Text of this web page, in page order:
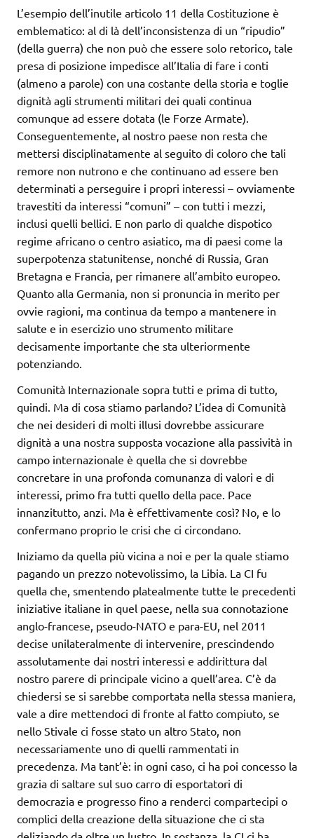
L’esempio dell’inutile articolo 11 della Costituzione è
emblematico: al di là dell’inconsistenza di un “ripudio”
(della guerra) che non può che essere solo retorico, tale
presa di posizione impedisce all’Italia di fare i conti
(almeno a parole) con una costante della storia e toglie
dignità agli strumenti militari dei quali continua
comunque ad essere dotata (le Forze Armate).
Conseguentemente, al nostro paese non resta che
mettersi disciplinatamente al seguito di coloro che tali
remore non nutrono e che continuano ad essere ben
determinati a perseguire i propri interessi – ovviamente
travestiti da interessi “comuni” – con tutti i mezzi,
inclusi quelli bellici. E non parlo di qualche dispotico
regime africano o centro asiatico, ma di paesi come la
superpotenza statunitense, nonché di Russia, Gran
Bretagna e Francia, per rimanere all’ambito europeo.
Quanto alla Germania, non si pronuncia in merito per
ovvie ragioni, ma continua da tempo a mantenere in
salute e in esercizio uno strumento militare
decisamente importante che sta ulteriormente
potenziando.
Comunità Internazionale sopra tutti e prima di tutto,
quindi. Ma di cosa stiamo parlando? L’idea di Comunità
che nei desideri di molti illusi dovrebbe assicurare
dignità a una nostra supposta vocazione alla passività in
campo internazionale è quella che si dovrebbe
concretare in una profonda comunanza di valori e di
interessi, primo fra tutti quello della pace. Pace
innanzitutto, anzi. Ma è effettivamente così? No, e lo
confermano proprio le crisi che ci circondano.
Iniziamo da quella più vicina a noi e per la quale stiamo
pagando un prezzo notevolissimo, la Libia. La CI fu
quella che, smentendo platealmente tutte le precedenti
iniziative italiane in quel paese, nella sua connotazione
anglo-francese, pseudo-NATO e para-EU, nel 2011
decise unilateralmente di intervenire, prescindendo
assolutamente dai nostri interessi e addirittura dal
nostro parere di principale vicino a quell’area. C’è da
chiedersi se si sarebbe comportata nella stessa maniera,
vale a dire mettendoci di fronte al fatto compiuto, se
nello Stivale ci fosse stato un altro Stato, non
necessariamente uno di quelli rammentati in
precedenza. Ma tant’è: in ogni caso, ci ha poi concesso la
grazia di saltare sul suo carro di esportatori di
democrazia e progresso fino a renderci compartecipi o
complici della creazione della situazione che ci sta